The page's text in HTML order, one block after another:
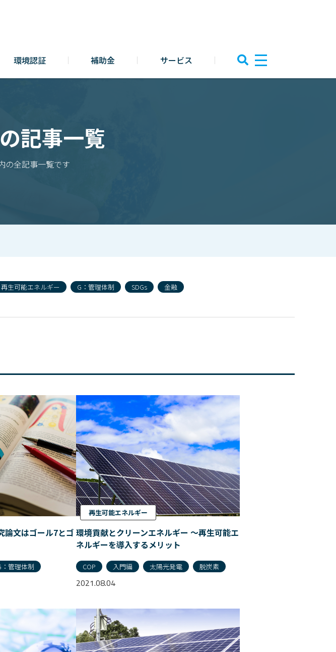
記事一覧
の全記事一覧です
再生可能エネルギー G：管理体制 SDGs 金融
論文はゴール7とゴ
：管理体制
再生可能エネルギー
環境貢献とクリーンエネルギー 〜再生可能エ
ネルギーを導入するメリット
COP 入門編 太陽光発電 脱炭素
2021.08.04
環境認証 補助金 サービス